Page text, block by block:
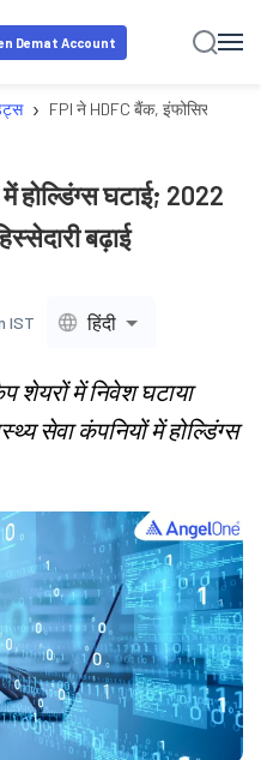
Demat Account
› FPI ने HDFC बैंक, इंफोसिस में
होल्डिंग्स घटाई; 2022
बढ़ाई
IST हिंदी
शेयरों में निवेश घटाया
सेवा कंपनियों में होल्डिंग्स